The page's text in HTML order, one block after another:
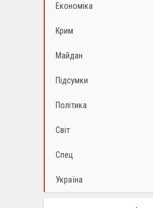
Економіка
Крим
Майдан
Підсумки
Політика
Світ
Спец
Україна